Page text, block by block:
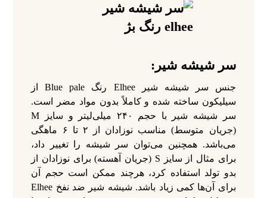
سر شیشه شیر:
جنس سر شیشه شیر Elhee رنگ Blue pale از
سیلیکون ساخته شده و کاملاً بدون مواد مضر است.
سر شیشه شیر با حجم ۲۴۰ میلی‌لیتر و سایز M
(جریان متوسط) مناسب نوزادان از ۲ تا ۶ ماهگی
می‌باشد. همچنین می‌توان سر شیشه را تغییر داد،
برای مثال از سایز S (جریان آهسته) برای نوزادان از
بدو تولد استفاده کرد، هرچند ممکن است حجم آن
برای آن‌ها کمی زیاد باشد. شیشه شیر ضد نفخ Elhee